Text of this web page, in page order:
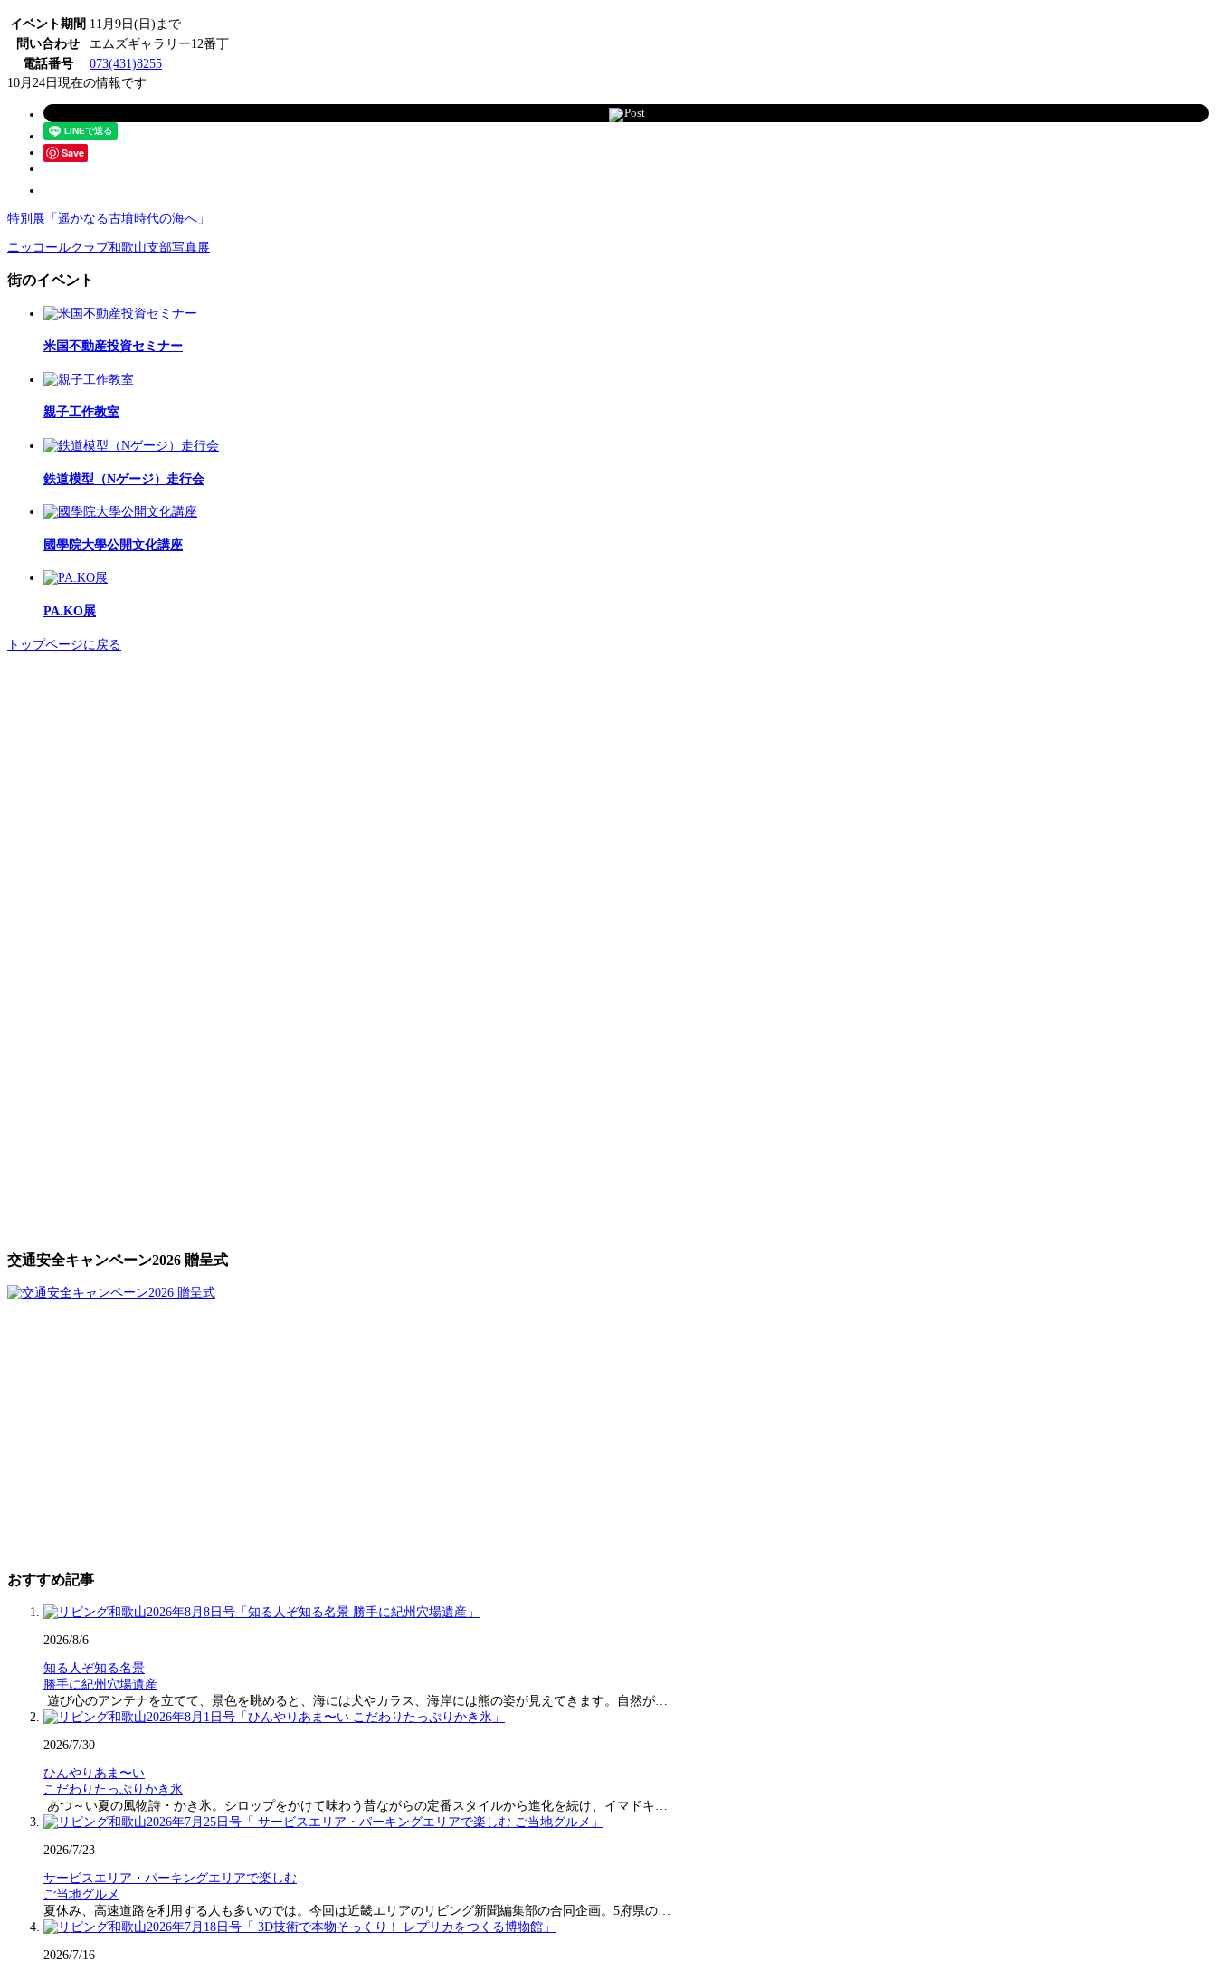
イベント期間 11月9日(日)まで
問い合わせ
エムズギャラリー12番丁
電話番号
073(431)8255
10月24日現在の情報です
Post
Save
特別展「遥かなる古墳時代の海へ」
ニッコールクラブ和歌山支部写真展
街のイベント
米国不動産投資セミナー
親子工作教室
鉄道模型（Nゲージ）走行会
國學院大學公開文化講座
PA.KO展
トップページに戻る
交通安全キャンペーン2026 贈呈式
おすすめ記事
2026/8/6
知る人ぞ知る名景
勝手に紀州穴場遺産
遊び心のアンテナを立てて、景色を眺めると、海には犬やカラス、海岸には熊の姿が見えてきます。自然が…
2026/7/30
ひんやりあま〜い
こだわりたっぷりかき氷
あつ～い夏の風物詩・かき氷。シロップをかけて味わう昔ながらの定番スタイルから進化を続け、イマドキ…
2026/7/23
サービスエリア・パーキングエリアで楽しむ
ご当地グルメ
夏休み、高速道路を利用する人も多いのでは。今回は近畿エリアのリビング新聞編集部の合同企画。5府県の…
2026/7/16